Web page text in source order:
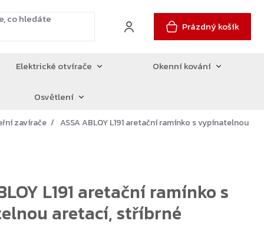
Prázdný košík
Elektrické otvírače
Okenní kování
Osvětlení
zavírače
ASSA ABLOY L191 aretační ramínko s vypínatelnou
L191 aretační ramínko s
aretací, stříbrné